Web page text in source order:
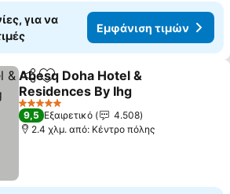
για να
Εμφάνιση τιμών
Κοινοποίηση
Προσθήκη στα αγαπημένα
Abesq Doha Hotel &
Residences By Ihg
Εμφάνιση τιμών
5 Αστέρια
9,5 Εξαιρετικό
4.508
2.4 χλμ. από: Κέντρο πόλης